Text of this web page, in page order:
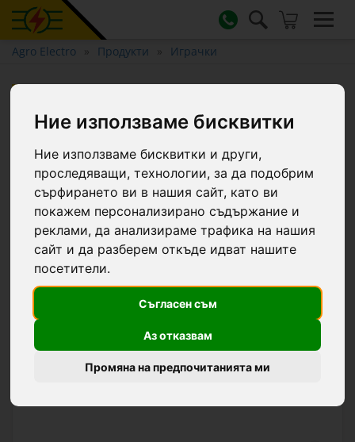
Ние използваме бисквитки
Ние използваме бисквитки и други,
проследяващи, технологии, за да подобрим
сърфирането ви в нашия сайт, като ви
покажем персонализирано съдържание и
реклами, да анализираме трафика на нашия
сайт и да разберем откъде идват нашите
посетители.
Съгласен съм
Аз отказвам
Промяна на предпочитанията ми
Agro Electro Продукти Играчки
Lemken